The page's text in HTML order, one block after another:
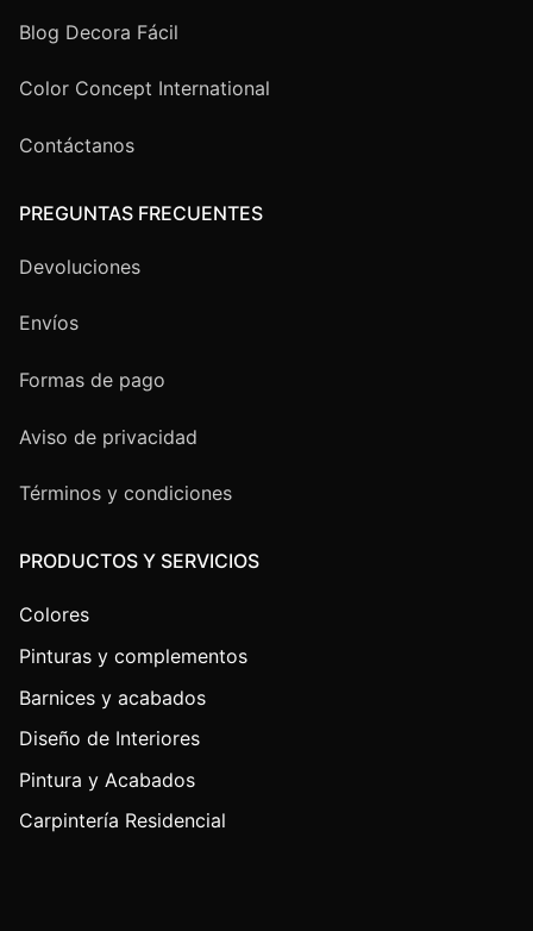
Blog Decora Fácil
Color Concept International
Contáctanos
PREGUNTAS FRECUENTES
Devoluciones
Envíos
Formas de pago
Aviso de privacidad
Términos y condiciones
PRODUCTOS Y SERVICIOS
Colores
Pinturas y complementos
Barnices y acabados
Diseño de Interiores
Pintura y Acabados
Carpintería Residencial